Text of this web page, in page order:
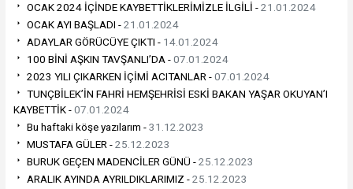
OCAK 2024 İÇİNDE KAYBETTİKLERİMİZLE İLGİLİ -21.01.2024
OCAK AYI BAŞLADI -21.01.2024
ADAYLAR GÖRÜCÜYE ÇIKTI - 14.01.2024
100 BİNİ AŞKIN TAVŞANLI’DA -07.01.2024
2023 YILI ÇIKARKEN İÇİMİ ACITANLAR -07.01.2024
TUNÇBİLEK’İN FAHRİ HEMŞEHRİSİ ESKİ BAKAN YAŞAR OKUYAN’I
KAYBETTİK -07.01.2024
Bu haftaki köşe yazılarım -31.12.2023
MUSTAFA GÜLER -25.12.2023
BURUK GEÇEN MADENCİLER GÜNÜ -25.12.2023
ARALIK AYINDA AYRILDIKLARIMIZ -25.12.2023